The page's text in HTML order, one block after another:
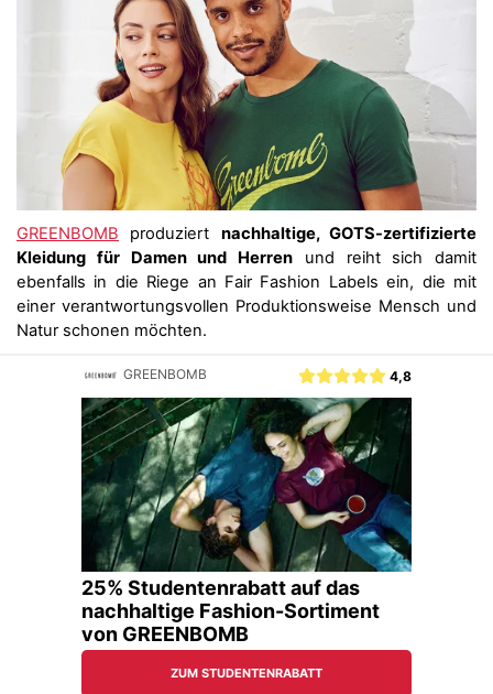
GREENBOMB produziert nachhaltige, GOTS-zertifizierte
Kleidung für Damen und Herren und reiht sich damit
ebenfalls in die Riege an Fair Fashion Labels ein, die mit
einer verantwortungsvollen Produktionsweise Mensch und
Natur schonen möchten.